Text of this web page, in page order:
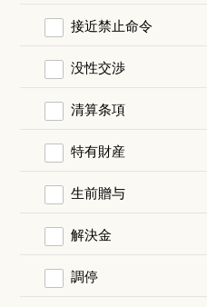
接近禁止命令
没性交渉
清算条項
特有財産
生前贈与
解決金
調停